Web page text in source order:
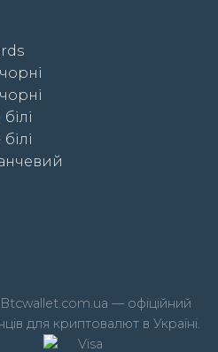
— офіційний
для криптовалют в Україні.